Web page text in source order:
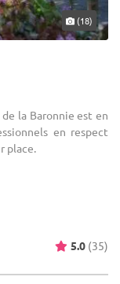
(18)
la Baronnie est en
en respect
place.
5.0 (35)